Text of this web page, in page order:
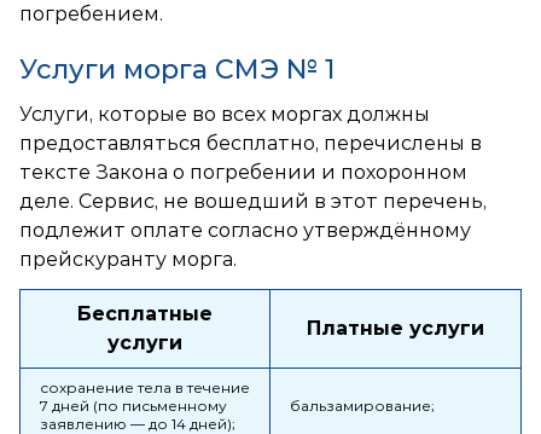
погребением.
Услуги морга СМЭ № 1
Услуги, которые во всех моргах должны
предоставляться бесплатно, перечислены в
тексте Закона о погребении и похоронном
деле. Сервис, не вошедший в этот перечень,
подлежит оплате согласно утверждённому
прейскуранту морга.
Бесплатные
услуги
Платные услуги
сохранение тела в течение
7 дней (по письменному
заявлению — до 14 дней);
бальзамирование;